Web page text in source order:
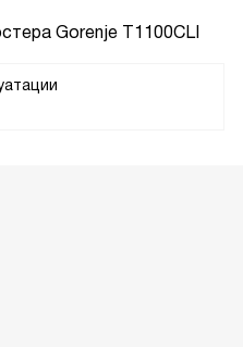
Gorenje T1100CLI